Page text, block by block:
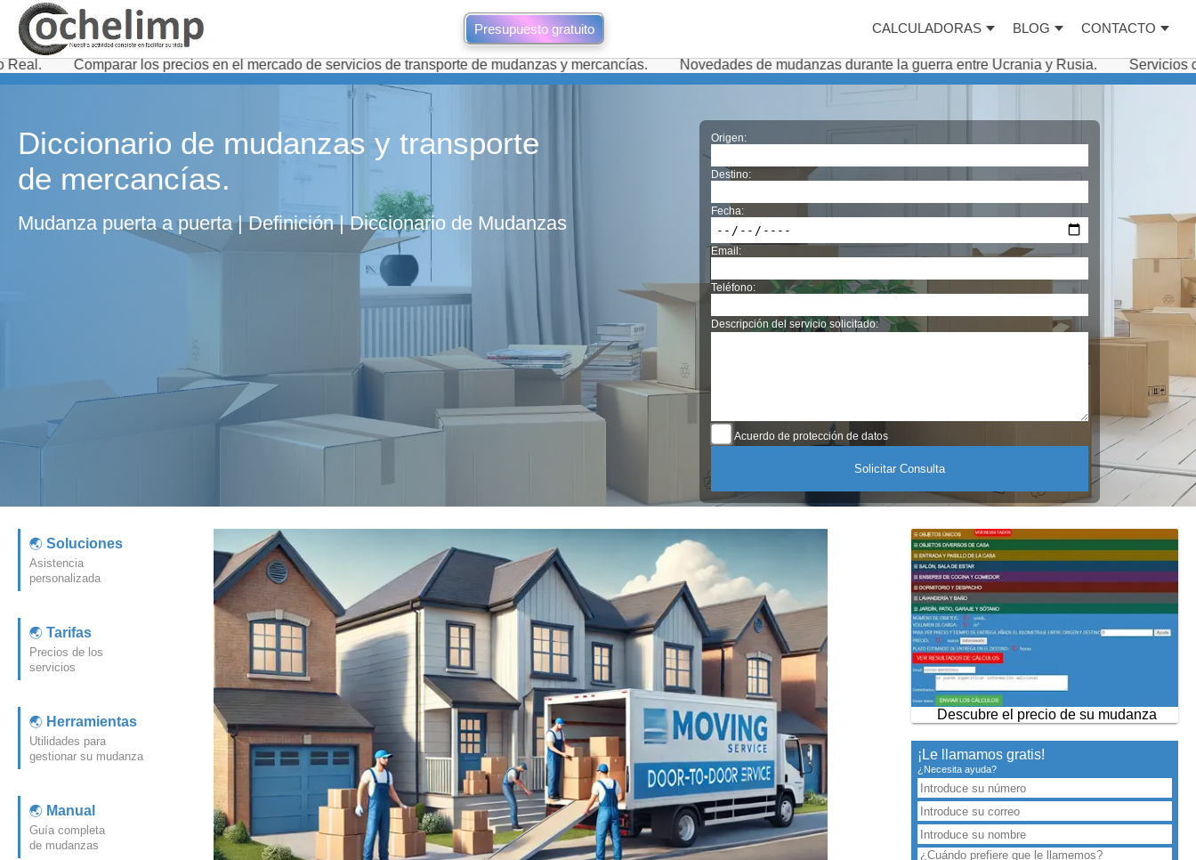
Presupuesto gratuito CALCULADORAS BLOG CONTACTO
los precios en el mercado de servicios de transporte de mudanzas y mercancías. Novedades de mudanzas durante la guerra entre Ucrania y Rusia. Servicios
Diccionario de mudanzas y transporte
de mercancías.
Mudanza puerta a puerta | Definición | Diccionario de Mudanzas
Origen:
Destino:
Fecha:
Email:
Teléfono:
Descripción del servicio solicitado:
Acuerdo de protección de datos
Soluciones
Asistencia
personalizada
Tarifas
Precios de los
servicios
Herramientas
Utilidades para
gestionar su mudanza
Manual
Guía completa
de mudanzas
Descubre el precio de su mudanza
¡Le llamamos gratis!
¿Necesita ayuda?